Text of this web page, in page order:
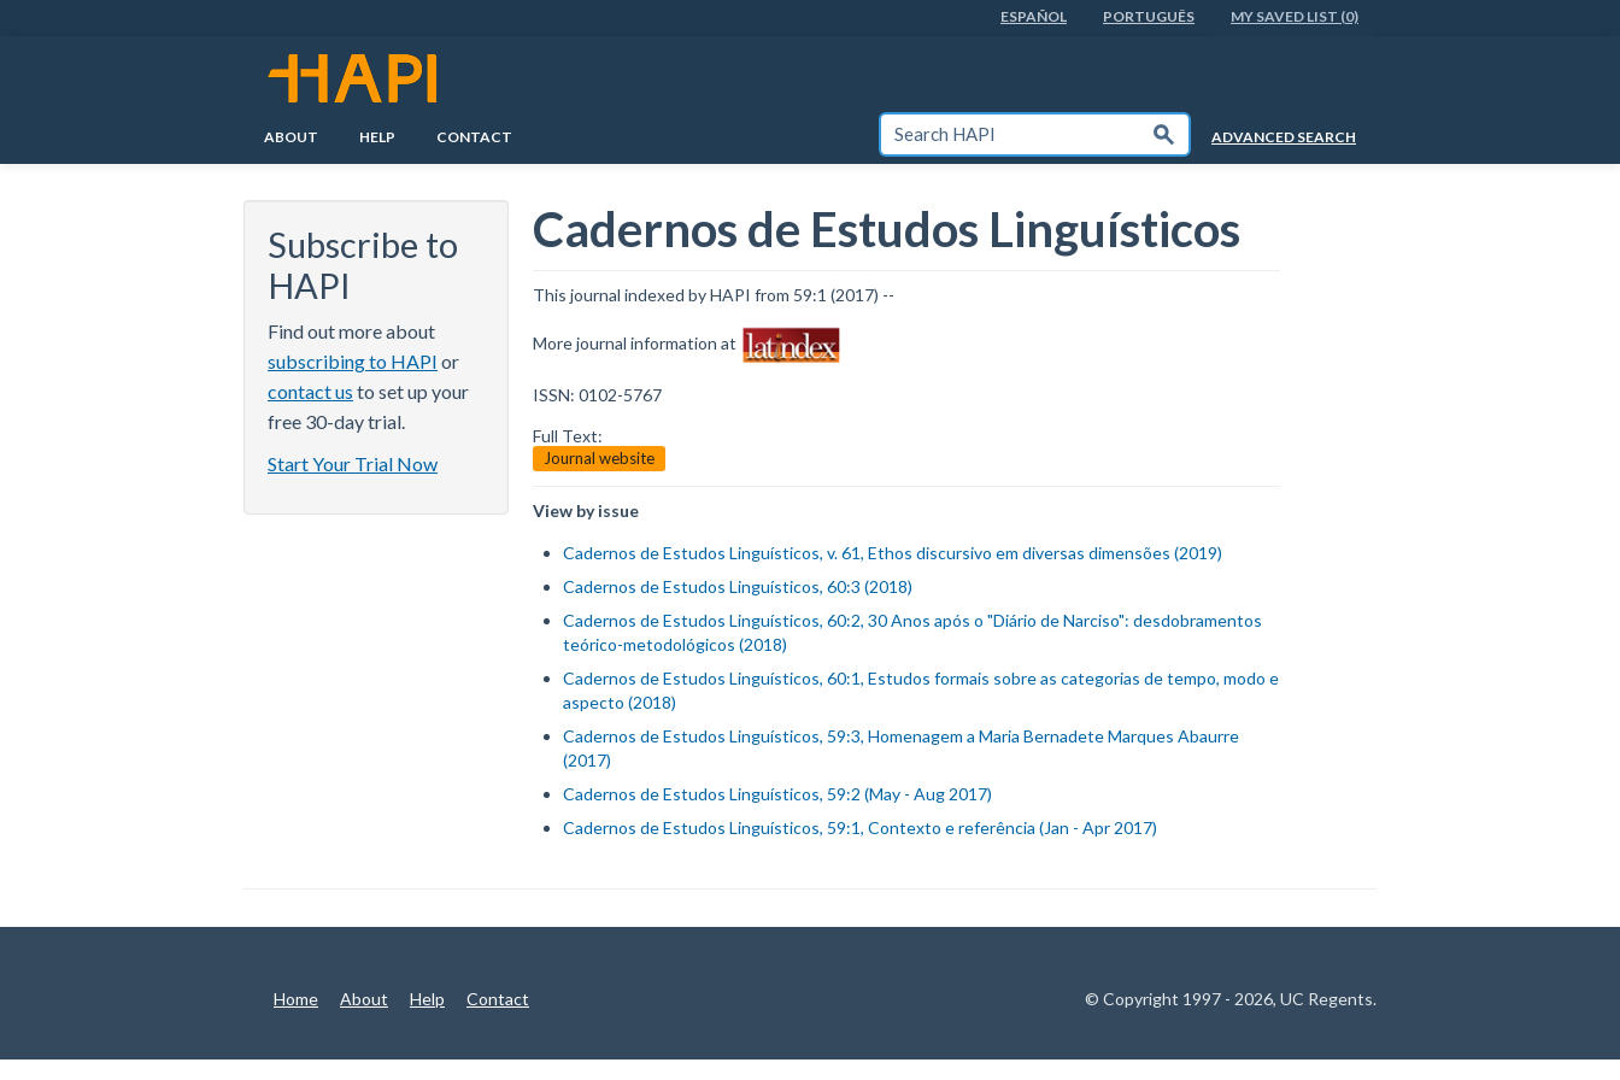
ESPAÑOL PORTUGUÊS MY SAVED LIST (0)
ABOUT HELP CONTACT
SEARCH HAPI Submit ADVANCED SEARCH
Subscribe to
HAPI
Find out more about
subscribing to HAPI or
contact us to set up your
free 30-day trial.
Start Your Trial Now
Cadernos de Estudos Linguísticos
This journal indexed by HAPI from 59:1 (2017) --
More journal information at
ISSN: 0102-5767
Full Text:
Journal website
View by issue
Cadernos de Estudos Linguísticos, v. 61, Ethos discursivo em diversas dimensões (2019)
Cadernos de Estudos Linguísticos, 60:3 (2018)
Cadernos de Estudos Linguísticos, 60:2, 30 Anos após o "Diário de Narciso": desdobramentos
teórico-metodológicos (2018)
Cadernos de Estudos Linguísticos, 60:1, Estudos formais sobre as categorias de tempo, modo e
aspecto (2018)
Cadernos de Estudos Linguísticos, 59:3, Homenagem a Maria Bernadete Marques Abaurre
(2017)
Cadernos de Estudos Linguísticos, 59:2 (May - Aug 2017)
Cadernos de Estudos Linguísticos, 59:1, Contexto e referência (Jan - Apr 2017)
Home About Help Contact © Copyright 1997 - 2026, UC Regents.